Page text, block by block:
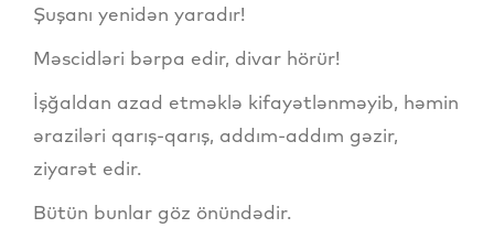
Şuşanı yenidən yaradır!
Məscidləri bərpa edir, divar hörür!
İşğaldan azad etməklə kifayətlənməyib, həmin
əraziləri qarış-qarış, addım-addım gəzir,
ziyarət edir.
Bütün bunlar göz önündədir.